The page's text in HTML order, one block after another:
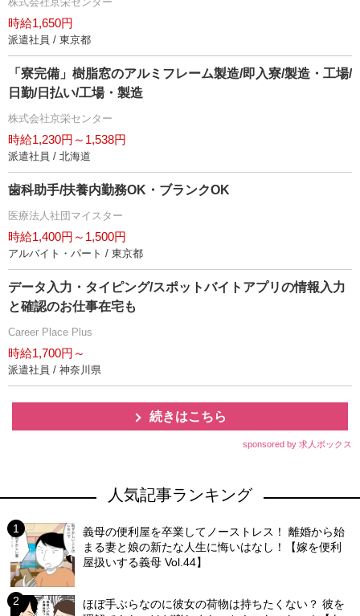
時給1,650円
派遣社員 / 東京都
「寮完備」樹脂窓のアルミフレーム製造/即入寮/製造・工場/
日勤/日払い/工場・製造
株式会社京栄センター
時給1,230円～1,538円
派遣社員 / 北海道
歯科助手/扶養内勤務OK・ブランクOK
医療法人社団マイスター
時給1,400円～1,500円
アルバイト・パート / 東京都
データ入力・タイピング/スポットバイトアプリの情報入力
と確認のお仕事在宅も
Career Place Plus
時給1,700円～
派遣社員 / 神奈川県
続きはこちら
sponsored by 求人ボックス
人気記事ランキング
義母の便利屋を卒業してノーストレス！ 離婚から始
まる妻と娘の新たな人生に悔いはなし！【嫁を便利
屋扱いする義母 Vol.44】
ほぼ手ぶらなのに彼女の荷物は持ちたくない？ 彼を